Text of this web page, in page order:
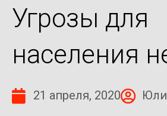
Угрозы для
населения
21 апреля, 2020